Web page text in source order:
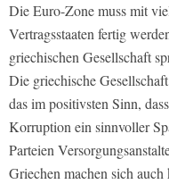
Die Euro-Zone muss mit
Vertragsstaaten fertig
griechischen Gesellschaft
Die griechische
das im positivsten Sinn,
Korruption ein sinnvoller
Parteien
Griechen machen sich